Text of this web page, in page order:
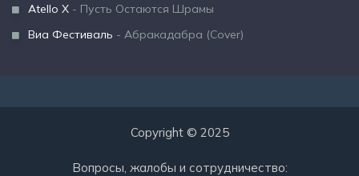
Atello X - Пусть Остаются Шрамы
Виа Фестиваль - Абракадабра (Cover)
Copyright © 2025
Вопросы, жалобы и сотрудничество: